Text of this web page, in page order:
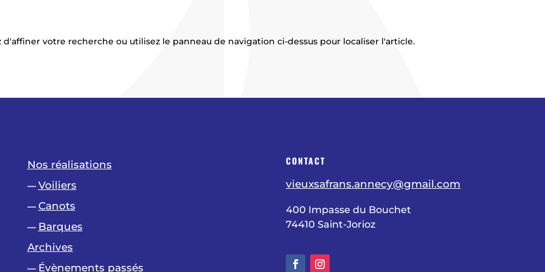
d'affiner votre recherche ou utilisez le panneau de navigation ci-dessus pour localiser l'article.
Nos réalisations
— Voiliers
— Canots
— Barques
Archives
— Évènements passés
CONTACT
vieuxsafrans.annecy@gmail.com
400 Impasse du Bouchet
74410 Saint-Jorioz